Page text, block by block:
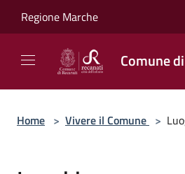
Regione Marche
Comune
Home > Vivere il Comune >